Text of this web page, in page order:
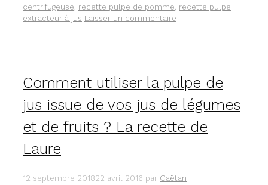
D’UN
EXTRACTEUR
centrifugeuse recette pulpe de pomme recette pulpe
extracteur à jus Laisser un commentaire
Comment utiliser la pulpe de
jus issue de vos jus de légumes
et de fruits ? La recette de
Laure
12 septembre 201822 avril 2016 par Gaëtan